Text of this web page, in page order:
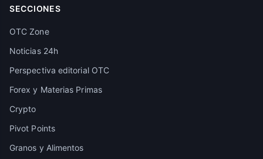
SECCIONES
OTC Zone
Noticias 24h
Perspectiva editorial OTC
Forex y Materias Primas
Crypto
Pivot Points
Granos y Alimentos